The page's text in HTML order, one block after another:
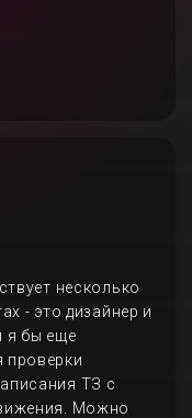
несколько
- это дизайнер и
я бы еще
проверки
ТЗ с
Можно